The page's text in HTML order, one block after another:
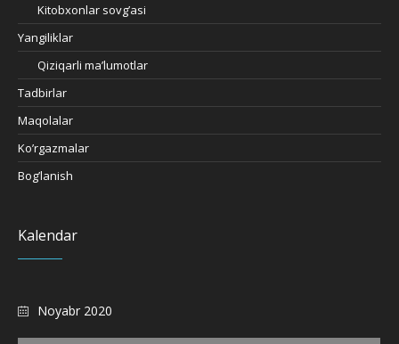
Kitobxonlar sovg’asi
Yangiliklar
Qiziqarli ma’lumotlar
Tadbirlar
Maqolalar
Ko’rgazmalar
Bog’lanish
Kalendar
Noyabr 2020